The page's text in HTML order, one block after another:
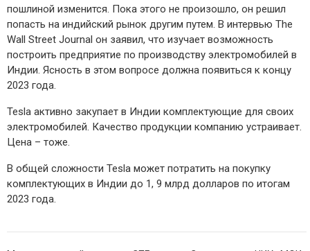
пошлиной изменится. Пока этого не произошло, он решил
попасть на индийский рынок другим путем. В интервью The
Wall Street Journal он заявил, что изучает возможность
построить предприятие по производству электромобилей в
Индии. Ясность в этом вопросе должна появиться к концу
2023 года.
Tesla активно закупает в Индии комплектующие для своих
электромобилей. Качество продукции компанию устраивает.
Цена – тоже.
В общей сложности Tesla может потратить на покупку
комплектующих в Индии до 1, 9 млрд долларов по итогам
2023 года.